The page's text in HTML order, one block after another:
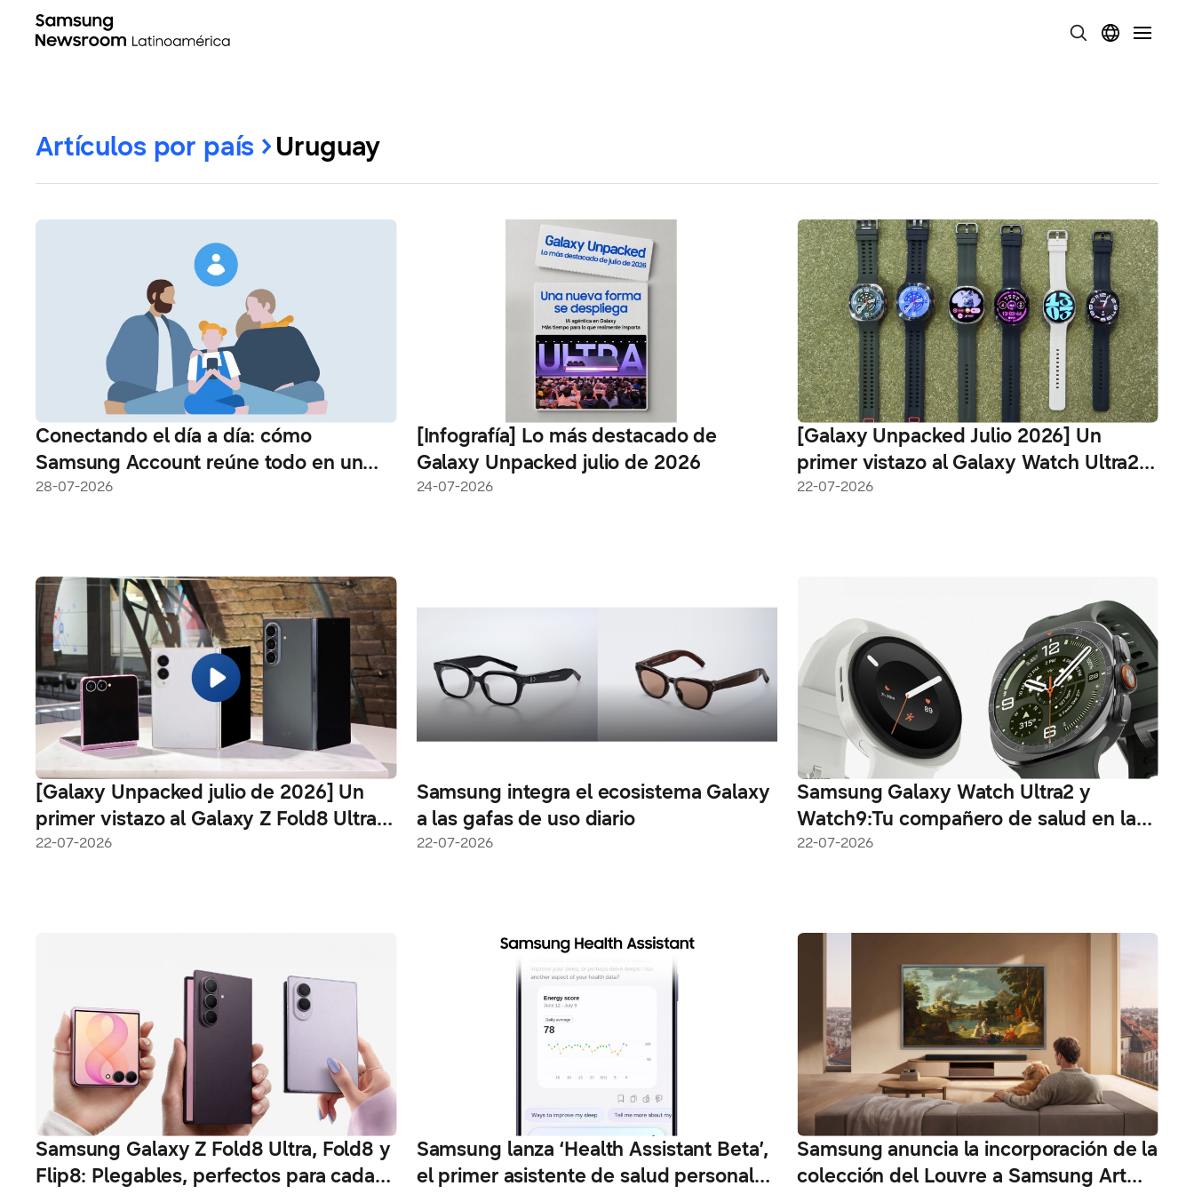
Artículos por país Uruguay
Conectando el día a día: cómo
Samsung Account reúne todo en un
solo lugar
28-07-2026
[Infografía] Lo más destacado de
Galaxy Unpacked julio de 2026
24-07-2026
[Galaxy Unpacked Julio 2026] Un
primer vistazo al Galaxy Watch Ultra2 y
al Galaxy Watch9
22-07-2026
[Galaxy Unpacked julio de 2026] Un
primer vistazo al Galaxy Z Fold8 Ultra,
Galaxy Z Fold8 y Galaxy Z Flip8
22-07-2026
Samsung integra el ecosistema Galaxy
a las gafas de uso diario
22-07-2026
Samsung Galaxy Watch Ultra2 y
Watch9:Tu compañero de salud en la
muñeca
22-07-2026
Samsung Galaxy Z Fold8 Ultra, Fold8 y
Flip8: Plegables, perfectos para cada
Samsung lanza ‘Health Assistant Beta’,
el primer asistente de salud personal
Samsung anuncia la incorporación de la
colección del Louvre a Samsung Art